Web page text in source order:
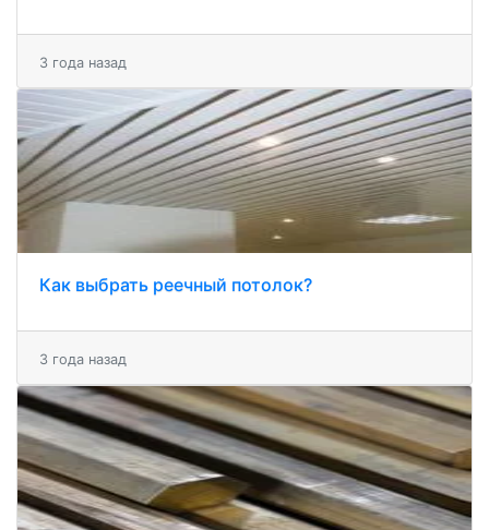
3 года назад
Как выбрать реечный потолок?
3 года назад